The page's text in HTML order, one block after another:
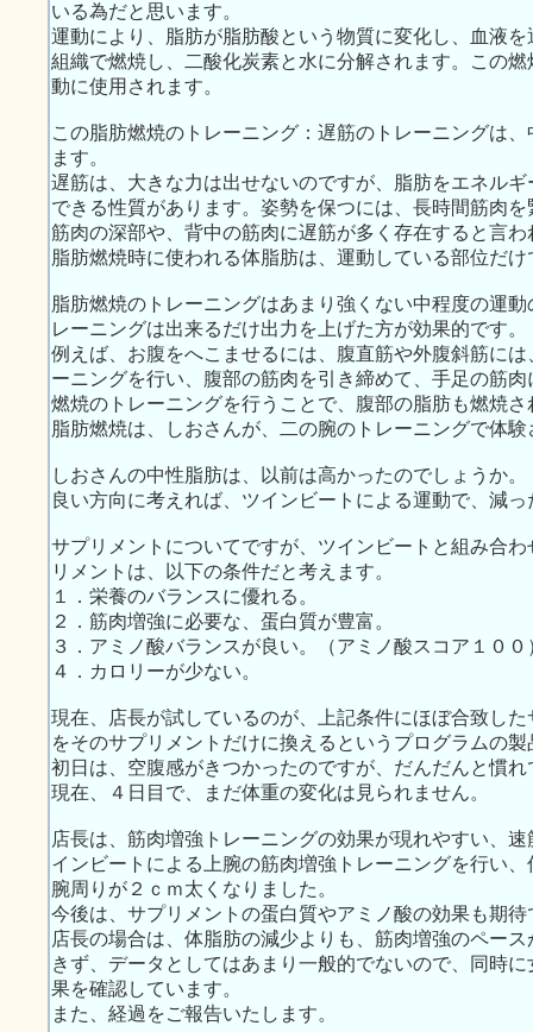
いる為だと思います。
運動により、脂肪が脂肪酸という物質に変化し、血液
組織で燃焼し、二酸化炭素と水に分解されます。この
動に使用されます。
この脂肪燃焼のトレーニング：遅筋のトレーニングは
ます。
遅筋は、大きな力は出せないのですが、脂肪をエネル
できる性質があります。姿勢を保つには、長時間筋肉
筋肉の深部や、背中の筋肉に遅筋が多く存在すると言わ
脂肪燃焼時に使われる体脂肪は、運動している部位だ
脂肪燃焼のトレーニングはあまり強くない中程度の運
レーニングは出来るだけ出力を上げた方が効果的です。
例えば、お腹をへこませるには、腹直筋や外腹斜筋に
ーニングを行い、腹部の筋肉を引き締めて、手足の筋
燃焼のトレーニングを行うことで、腹部の脂肪も燃焼さ
脂肪燃焼は、しおさんが、二の腕のトレーニングで体
しおさんの中性脂肪は、以前は高かったのでしょうか。
良い方向に考えれば、ツインビートによる運動で、減
サプリメントについてですが、ツインビートと組み合
リメントは、以下の条件だと考えます。
１．栄養のバランスに優れる。
２．筋肉増強に必要な、蛋白質が豊富。
３．アミノ酸バランスが良い。（アミノ酸スコア１００
４．カロリーが少ない。
現在、店長が試しているのが、上記条件にほぼ合致し
をそのサプリメントだけに換えるというプログラムの製
初日は、空腹感がきつかったのですが、だんだんと慣れ
現在、４日目で、まだ体重の変化は見られません。
店長は、筋肉増強トレーニングの効果が現れやすい、
インビートによる上腕の筋肉増強トレーニングを行い
腕周りが２ｃｍ太くなりました。
今後は、サプリメントの蛋白質やアミノ酸の効果も期
店長の場合は、体脂肪の減少よりも、筋肉増強のペー
きず、データとしてはあまり一般的でないので、同時
果を確認しています。
また、経過をご報告いたします。